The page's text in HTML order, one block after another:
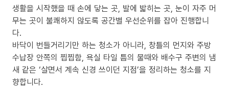
생활을 시작했을 때 손에 닿는 곳, 발에 밟히는 곳, 눈이 자주 머
무는 곳이 불쾌하지 않도록 공간별 우선순위를 잡아 진행합니
다.
바닥이 번들거리기만 하는 청소가 아니라, 창틀의 먼지와 주방
수납장 안쪽의 찝찝함, 욕실 타일 틈의 물때와 배수구 주변의 냄
새 같은 ‘살면서 계속 신경 쓰이던 지점’을 정리하는 청소를 지
향합니다.